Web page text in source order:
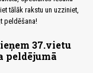
tālāk rakstu un uzziniet,
peldēšana!
37.vietu
peldējumā